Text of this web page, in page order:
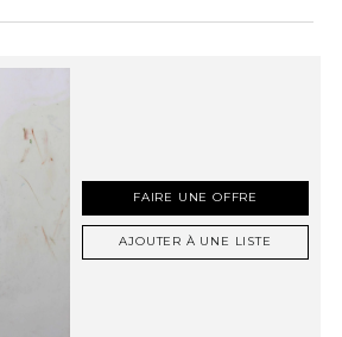
FAIRE UNE OFFRE
AJOUTER À UNE LISTE